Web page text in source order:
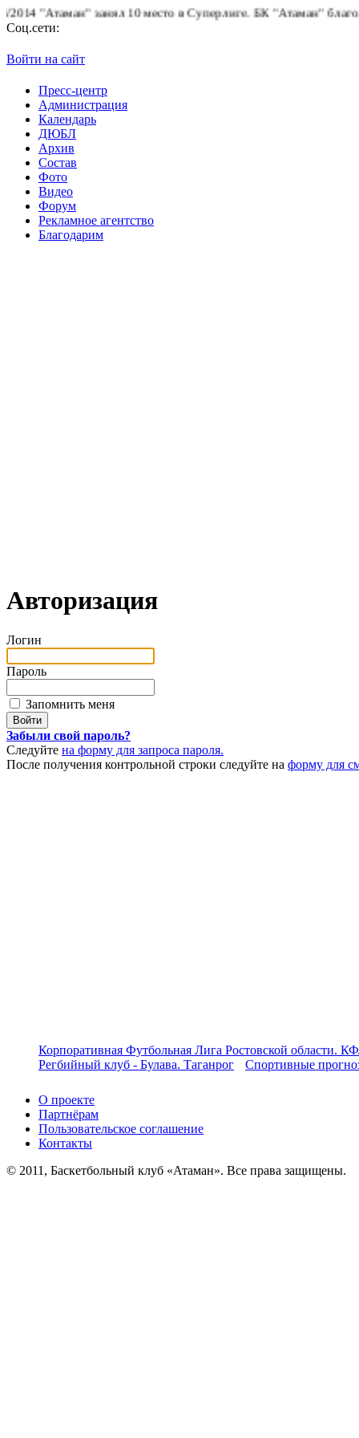
"Атаман" занял 10 место в Суперлиге.БК "Атаман"
Соц.сети:
Войти на сайт
Пресс-центр
Администрация
Календарь
ДЮБЛ
Архив
Состав
Фото
Видео
Форум
Рекламное агентство
Благодарим
Авторизация
Логин
Пароль
Запомнить меня
Забыли свой пароль?
Следуйте на форму для запроса пароля.
После получения контрольной строки следуйте на форму для
Корпоративная Футбольная Лига Ростовской области.
Регбийный клуб - Булава. Таганрог
Спортивные
О проекте
Партнёрам
Пользовательское соглашение
Контакты
© 2011, Баскетбольный клуб «Атаман». Все права защищены.